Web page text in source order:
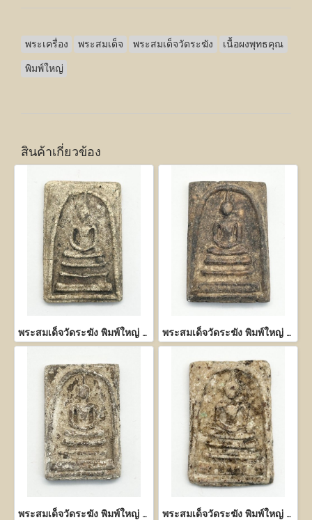
พระเครื่อง พระสมเด็จ พระสมเด็จวัดระฆัง เนื้อผงพุทธคุณ
พิมพ์ใหญ่
สินค้าเกี่ยวข้อง
พระสมเด็จวัดระฆัง พิมพ์ใหญ่ เนื้อผงพุทธคุณ พระสมเด็จวัดระฆัง พิมพ์ใหญ่ เนื้อผงพุทธคุณ
พระสมเด็จวัดระฆัง พิมพ์ใหญ่ เนื้อผงพุทธคุณ พระสมเด็จวัดระฆัง พิมพ์ใหญ่ เนื้อผงพุทธคุณ